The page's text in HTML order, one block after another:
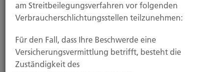
am Streitbeilegungsverfahren vor folgenden
Verbraucherschlichtungsstellen teilzunehmen:
Für den Fall, dass Ihre Beschwerde eine
Versicherungsvermittlung betrifft, besteht die
Zuständigkeit des